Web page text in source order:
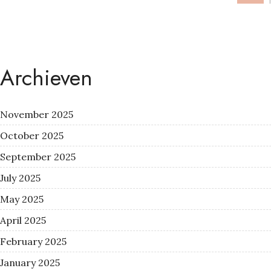
Archieven
November 2025
October 2025
September 2025
July 2025
May 2025
April 2025
February 2025
January 2025